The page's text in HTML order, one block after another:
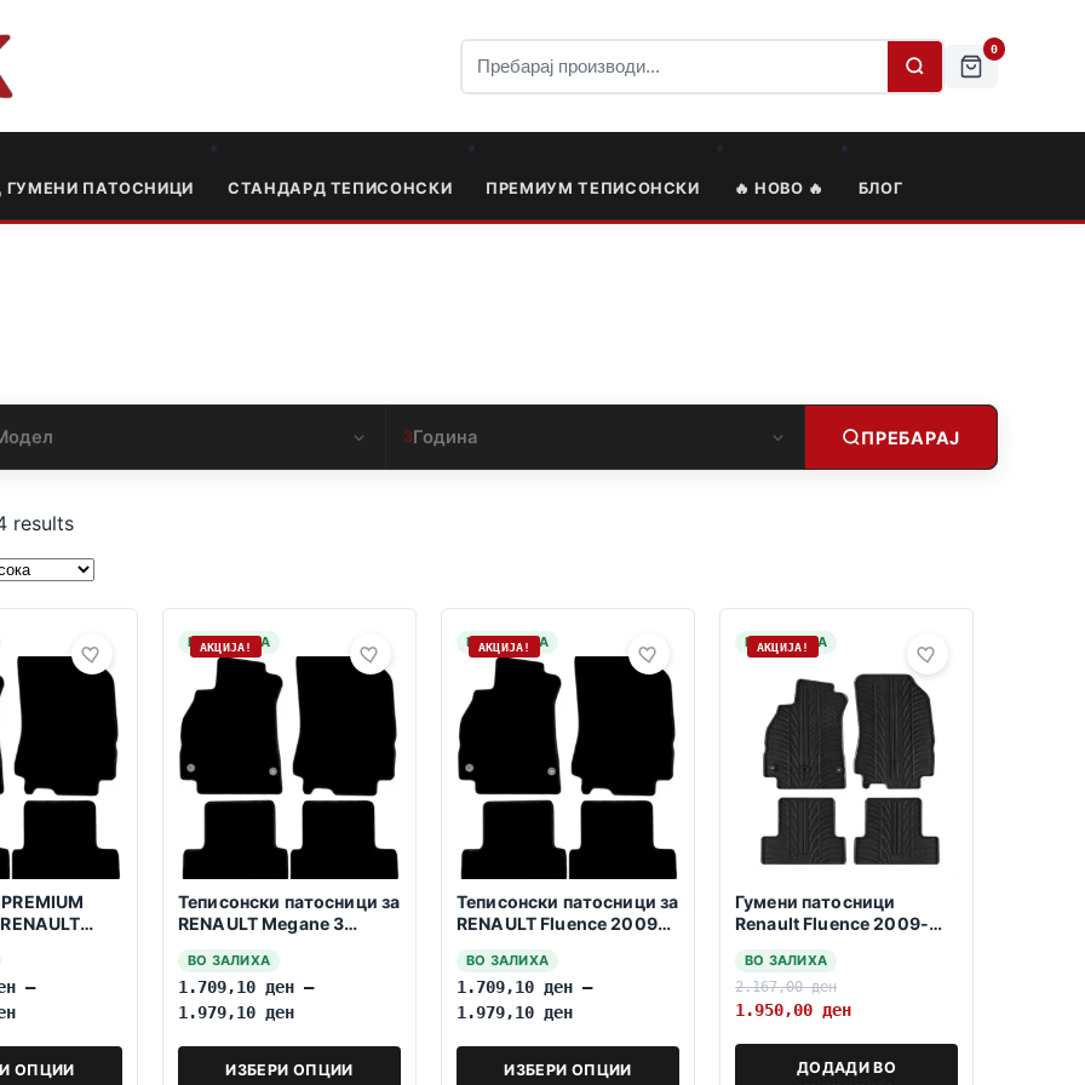
0
ГУМЕНИ ПАТОСНИЦИ СТАНДАРД ТЕПИСОНСКИ ПРЕМИУМ ТЕПИСОНСКИ 🔥 НОВО 🔥 БЛОГ
3Година ПРЕБАРАЈ
results
–
ОПЦИИ
НА ЗАЛИХА
АКЦИЈА!
Теписонски патосници за
RENAULT Megane 3
ВО ЗАЛИХА
1.709,10 ден –
1.979,10 ден
ИЗБЕРИ ОПЦИИ
НА ЗАЛИХА
АКЦИЈА!
Теписонски патосници за
RENAULT Fluence 2009-
ВО ЗАЛИХА
1.709,10 ден –
1.979,10 ден
ИЗБЕРИ ОПЦИИ
НА ЗАЛИХА
АКЦИЈА!
Гумени патосници
Renault Fluence 2009-
ВО ЗАЛИХА
2.167,00ден
1.950,00 ден
ДОДАДИ ВО